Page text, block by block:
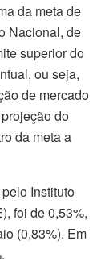
da meta de
Nacional, de
superior do
ou seja,
de mercado
do
da meta a
Instituto
foi de 0,53%,
(0,83%). Em